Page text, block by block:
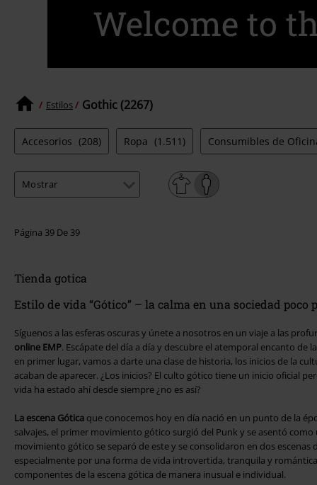
Welcome to
Estilos Gothic (2267)
Accesorios (208) Ropa (1.511) Consumibles de
Página 39 De 39
Tienda gotica
Estilo de vida “Gótico” – la calma en una sociedad poco
Síguenos a las esferas oscuras y únete a nosotros en un viaje a las
online EMP. Escápate del día a día y descubre el atemporal encanto de
en primer lugar, vamos a darte una clase de historia, los inicios de la
acaban de aparecer. ¿Los inicios? El culto gótico tiene un inicio oficial
vida ha estado ahí desde siempre ¿no es así?
La escena Gótica que conocemos hoy en día nació en un punto de la
salvajes, el primer movimiento gótico surgió del Punk y se asentó como
movimiento gótico se separó de este y se consolidaron en dos
especialmente por una forma de vida introvertida, tranquila y
componentes de la escena gótica de manera inusual e individual.